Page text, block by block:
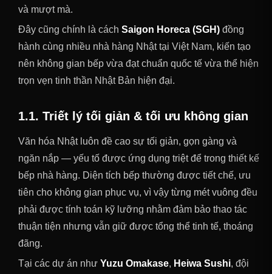
và mượt mà.
Đây cũng chính là cách Saigon Horeca (SGH) đồng
hành cùng nhiều nhà hàng Nhật tại Việt Nam, kiến tạo
nên không gian bếp vừa đạt chuẩn quốc tế vừa thể hiện
trọn vẹn tinh thần Nhật Bản hiện đại.
1.1. Triết lý tối giản & tối ưu không gian
Văn hóa Nhật luôn đề cao sự tối giản, gọn gàng và
ngăn nắp — yếu tố được ứng dụng triệt để trong thiết kế
bếp nhà hàng. Diện tích bếp thường được tiết chế, ưu
tiên cho không gian phục vụ, vì vậy từng mét vuông đều
phải được tính toán kỹ lưỡng nhằm đảm bảo thao tác
thuận tiện nhưng vẫn giữ được tổng thể tinh tế, thoáng
đãng.
Tại các dự án như Yuzu Omakase, Heiwa Sushi, đội